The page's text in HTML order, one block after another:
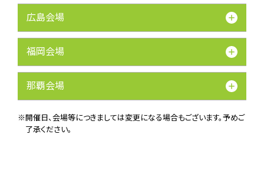
広島会場
福岡会場
那覇会場
※開催日、会場等につきましては変更になる場合もございます。予めご
了承ください。